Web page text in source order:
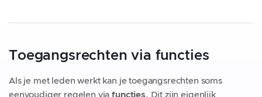
Toegangsrechten via functies
Als je met leden werkt kan je toegangsrechten soms
eenvoudiger regelen viafuncties. Dit zijn eigenlijk